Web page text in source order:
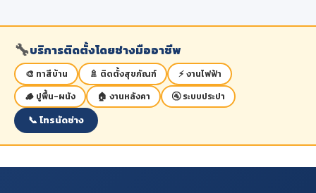
🔧บริการติดตั้งโดยช่างมืออาชีพ
🎨 ทาสีบ้าน 🚿 ติดตั้งสุขภัณฑ์
⚡ งานไฟฟ้า
🪵 ปูพื้น-ผนัง
🏠 งานหลังคา 🚰 ระบบประปา
📞 โทรนัดช่าง